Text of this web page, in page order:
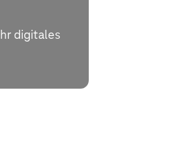
digitales